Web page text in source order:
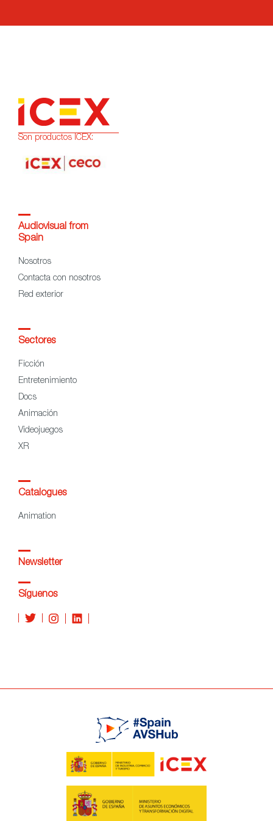
Son productos ICEX:
Audiovisual from
Spain
Nosotros
Contacta con nosotros
Red exterior
Sectores
Ficción
Entretenimiento
Docs
Animación
Videojuegos
XR
Catalogues
Animation
Newsletter
Síguenos